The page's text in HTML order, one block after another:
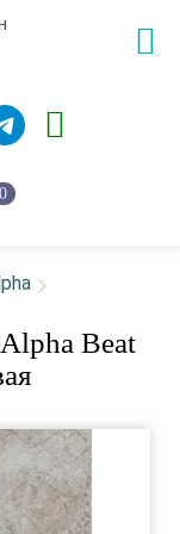
0
Beat